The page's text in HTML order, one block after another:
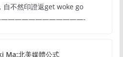
自不然印證返get woke go
Ma:北美媒體公式